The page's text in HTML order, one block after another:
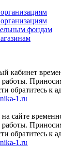
фондам
кабинет
работы.
обратитесь к
1.ru
на сайте
работы.
обратитесь к
1.ru